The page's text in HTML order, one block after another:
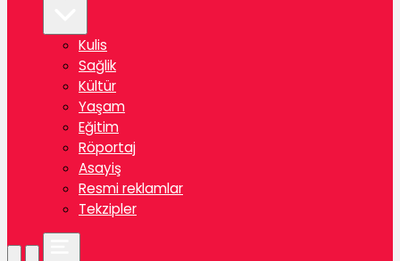
Kulis
Sağlik
Kültür
Yaşam
Eğitim
Röportaj
Asayiş
Resmi reklamlar
Tekzipler